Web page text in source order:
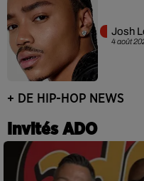
4 août
Josh
+ DE HIP-HOP NEWS
Invités ADO